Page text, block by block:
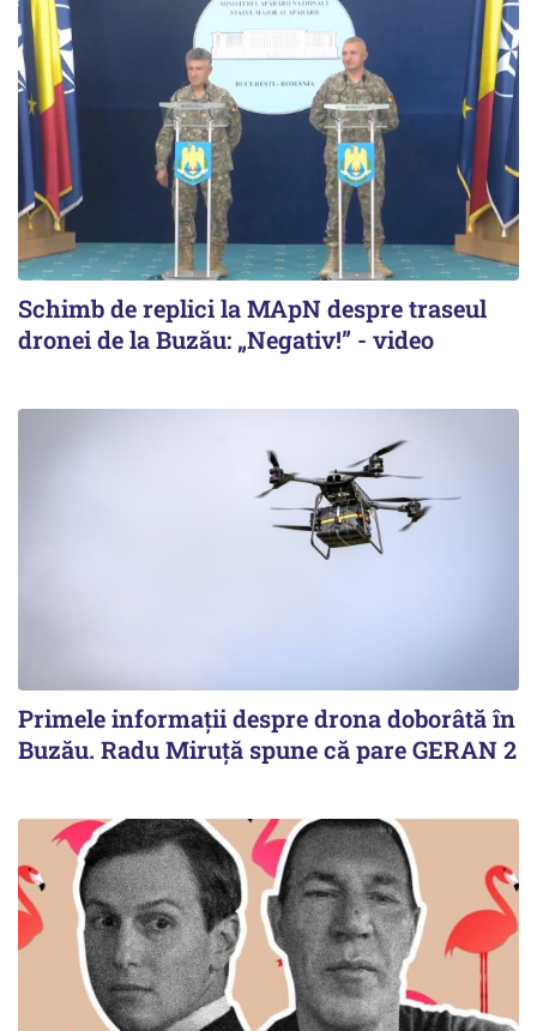
Schimb de replici la MApN despre traseul
dronei de la Buzău: „Negativ!” - video
Primele informaţii despre drona doborâtă în
Buzău. Radu Miruţă spune că pare GERAN 2